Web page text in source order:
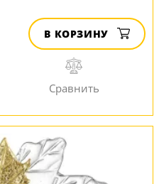
В КОРЗИНУ